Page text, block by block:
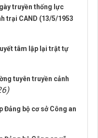
truyền thống lực
trại CAND (13/5/1953
tâm lập lại trật tự
tuyên truyền cảnh
Đảng bộ cơ sở Công an